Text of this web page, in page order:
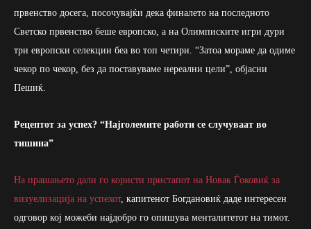
првенство досега, посочувајќи дека финалето на последното
Светско првенство беше европско, а на Олимписките игри дури
три европски селекции беа во топ четири. “Затоа мораме да одиме
чекор по чекор, без да поставуваме нереални цели”, објасни
Пешиќ.
Рецептот за успех? “Најголемите работи се случуваат во
тишина”
На прашањето дали го користи пристапот на Новак Ѓоковиќ за
визуелизација на успехот, капитенот Богдановиќ даде интересен
одговор кој можеби најдобро го опишува менталитетот на тимот.